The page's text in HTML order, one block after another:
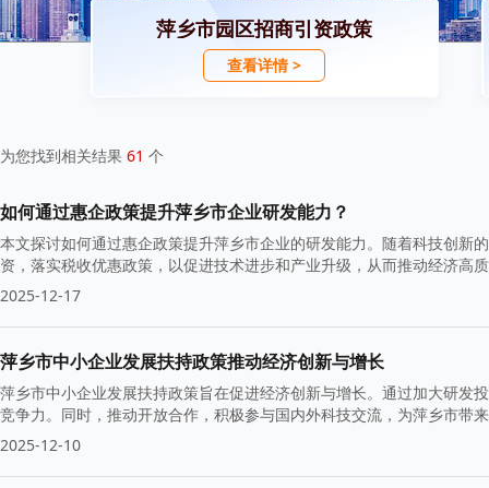
萍乡市园区招商引资政策
查看详情 >
为您找到相关结果 61 个
如何通过惠企政策提升萍乡市企业研发能力？
本文探讨如何通过惠企政策提升萍乡市企业的研发能力。随着科技创新
资，落实税收优惠政策，以促进技术进步和产业升级，从而推动经济高
2025-12-17
萍乡市中小企业发展扶持政策推动经济创新与增长
萍乡市中小企业发展扶持政策旨在促进经济创新与增长。通过加大研发
竞争力。同时，推动开放合作，积极参与国内外科技交流，为萍乡市带
2025-12-10